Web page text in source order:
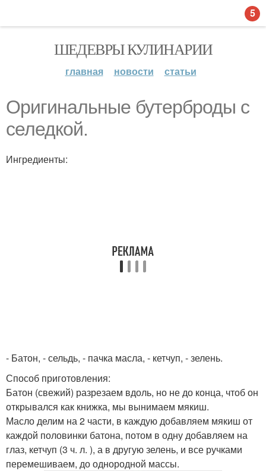
ШЕДЕВРЫ КУЛИНАРИИ
главная новости статьи
Оригинальные бутерброды с
селедкой.
Ингредиенты:
- Батон, - сельдь, - пачка масла, - кетчуп, - зелень.
Способ приготовления:
Батон (свежий) разрезаем вдоль, но не до конца, чтоб он
открывался как книжка, мы вынимаем мякиш.
Масло делим на 2 части, в каждую добавляем мякиш от
каждой половинки батона, потом в одну добавляем на
глаз, кетчуп (3 ч. л. ), а в другую зелень, и все ручками
перемешиваем, до однородной массы.
5